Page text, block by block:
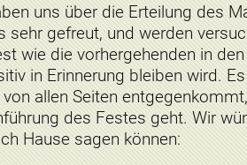
uns über die Erteilung des
sehr gefreut, und werden
wie die vorhergehenden in
in Erinnerung bleiben wird.
allen Seiten
des Festes geht. Wir
Hause sagen können: